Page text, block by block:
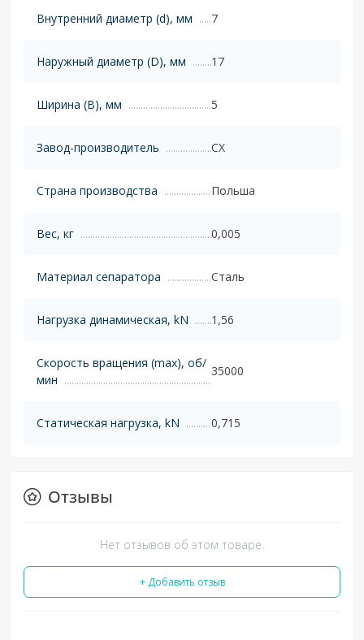
Внутренний диаметр (d), мм 7
Наружный диаметр (D), мм 17
Ширина (B), мм 5
Завод-производитель CX
Страна производства Польша
Вес, кг 0,005
Материал сепаратора Сталь
Нагрузка динамическая, kN 1,56
Скорость вращения (max), об/
мин
35000
Статическая нагрузка, kN 0,715
Отзывы
Нет отзывов об этом товаре.
+ Добавить отзыв